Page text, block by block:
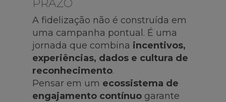
PRAZO
A fidelização não é construída em
uma campanha pontual. É uma
jornada que combina incentivos,
experiências, dados e cultura de
reconhecimento.
Pensar em um ecossistema de
engajamento contínuo garante